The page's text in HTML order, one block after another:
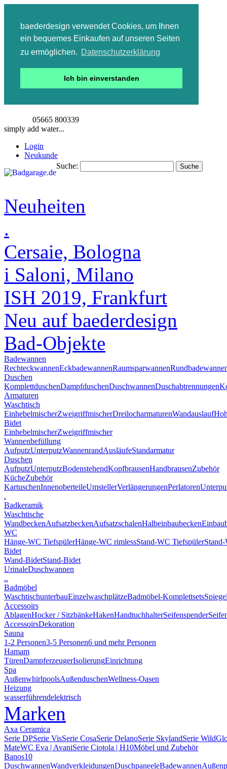
baederdesign verwendet Cookies, um Ihnen
ein bequemes Einkaufen auf unseren Seiten
zu ermöglichen. Datenschutzerklärung
Ich bin einverstanden
05665 800339
simply add water...
Login
Neukunde
Suche:
Suche
Neuheiten
.
Cersaie, Bologna
i Saloni, Milano
ISH 2019, Frankfurt
Neu auf baederdesign
Bad-Objekte
Badewannen
RechteckwannenEckbadewannenRaumsparwannen
Duschen
KomplettduschenDampfduschenDuschwannenDuschabtrennungen
Armaturen
Waschtisch
EinhebelmischerZweigriffmischerDreilocharmaturenWandauslauf
Bidet
EinhebelmischerZweigriffmischer
Wannenbefüllung
AufputzUnterputzWannenrandAusläufeStandarmatur
Duschen
AufputzUnterputzBodenstehendKopfbrausenHandbrausenZubehör
KücheZubehör
KartuschenInnenoberteileUmstellerVerlängerungenPerlatoren
.
Badkeramik
Waschtische
WandbeckenAufsatzbeckenAufsatzschalenHalbeinbaubecken
WC
Hänge-WC TiefspülerHänge-WC rimlessStand-WC Tiefspüler
Bidet
Wand-BidetStand-Bidet
UrinaleDuschwannen
..
Badmöbel
WaschtischunterbauEinzelwaschplätzeBadmöbel-Komplettsets
Accessoirs
AblagenHocker / SitzbänkeHakenHandtuchhalterSeifenspender
AccessoirsDekoration
Sauna
1-2 Personen3-5 Personen6 und mehr Personen
Hamam
TürenDampferzeugerIsolierungEinrichtung
Spa
AußenwhirlpoolsAußenduschenWellness-Oasen
Heizung
wasserführendelektrisch
Marken
Axa Ceramica
Serie DPSerie VisSerie CosaSerie DelanoSerie SkylandSerie Wild
MateWC Eva | AvaniSerie Ciotola | H10Möbel und Zubehör
Banos10
DuschwannenWandverkleidungenDuschpaneeleBadewannen